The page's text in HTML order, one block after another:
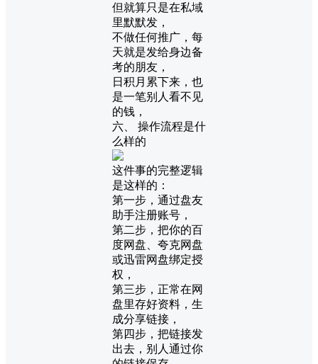
但就算只是在私域
里默默发，
不做任何推广，每
天就是发给身边备
考的朋友，
日积月累下来，也
是一笔别人看不见
的钱，
六、 操作流程是什
么样的
这件事的完整逻辑
是这样的：
第一步，通过盘友
助手注册账号，
第二步，把你的百
度网盘、夸克网盘
或迅雷网盘绑定授
权，
第三步，正常在网
盘里存好资料，生
成分享链接，
第四步，把链接发
出去，别人通过你